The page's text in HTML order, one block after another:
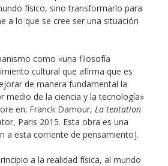
físico, sino transformarlo para
a lo que se cree ser una situación
como «una filosofía
cultural que afirma que es
de manera fundamental la
medio de la ciencia y la tecnología»
en: Franck Damour, La tentation
Paris 2015. Esta obra es una
a esta corriente de pensamiento].
a la realidad física, al mundo